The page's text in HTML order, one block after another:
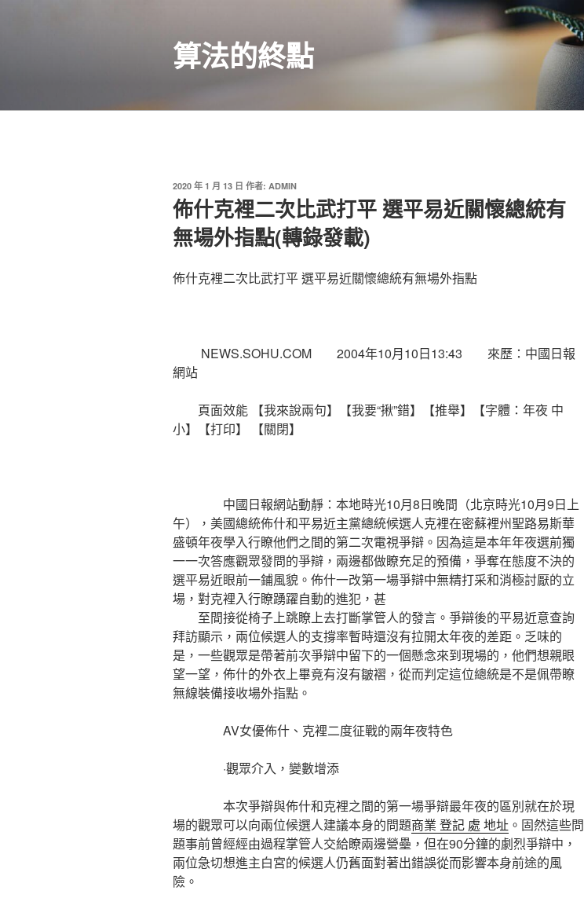
算法的終點
發
佈
於
2020 年 1 月 13 日 作者: ADMIN
佈什克裡二次比武打平 選平易近關懷總統有
無場外指點(轉錄發載)
佈什克裡二次比武打平 選平易近關懷總統有無場外指點
NEWS.SOHU.COM 2004年10月10日13:43 來歷：中國日報
網站
頁面效能 【我來說兩句】【我要“揪”錯】【推舉】【字體：年夜 中
小】【打印】 【關閉】
中國日報網站動靜：本地時光10月8日晚間（北京時光10月9日上
午），美國總統佈什和平易近主黨總統候選人克裡在密蘇裡州聖路易斯華
盛頓年夜學入行瞭他們之間的第二次電視爭辯。因為這是本年年夜選前獨
一一次答應觀眾發問的爭辯，兩邊都做瞭充足的預備，爭奪在態度不決的
選平易近眼前一鋪風貌。佈什一改第一場爭辯中無精打采和消極討厭的立
場，對克裡入行瞭踴躍自動的進犯，甚
至間接從椅子上跳瞭上去打斷掌管人的發言。爭辯後的平易近意查詢
拜訪顯示，兩位候選人的支撐率暫時還沒有拉開太年夜的差距。乏味的
是，一些觀眾是帶著前次爭辯中留下的一個懸念來到現場的，他們想親眼
望一望，佈什的外衣上畢竟有沒有皺褶，從而判定這位總統是不是佩帶瞭
無線裝備接收場外指點。
AV女優佈什、克裡二度征戰的兩年夜特色
·觀眾介入，變數增添
本次爭辯與佈什和克裡之間的第一場爭辯最年夜的區別就在於現
場的觀眾可以向兩位候選人建議本身的問題商業 登記 處 地址 。固然這些問
題事前曾經經由過程掌管人交給瞭兩邊營壘，但在90分鐘的劇烈爭辯中，
兩位急切想進主白宮的候選人仍舊面對著出錯誤從而影響本身前途的風
險。